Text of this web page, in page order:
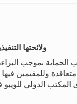
(نص نافذ اعتبارا من 1 يناير 2026) ولائحتها
بموجب
وللمقيمين